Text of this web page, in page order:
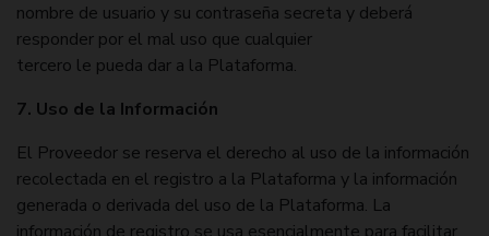
nombre de usuario y su contraseña secreta y deberá
responder por el mal uso que cualquier
tercero le pueda dar a la Plataforma.
7. Uso de la Información
El Proveedor se reserva el derecho al uso de la información
recolectada en el registro a la Plataforma y la información
generada o derivada del uso de la Plataforma. La